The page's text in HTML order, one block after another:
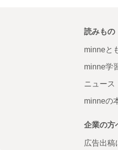
読みもの
minneと
minne学
ニュース
minneの
企業の方
広告出稿